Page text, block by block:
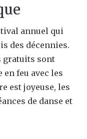
annuel qui
des décennies.
gratuits sont
en feu avec les
est joyeuse, les
de danse et